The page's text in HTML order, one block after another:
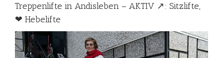
Treppenlifte in Andisleben – AKTIV ↗️: Sitzlifte,
❤ Hebelifte